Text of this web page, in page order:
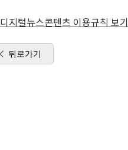
디지털뉴스콘텐츠 이용규칙 보기
뒤로가기